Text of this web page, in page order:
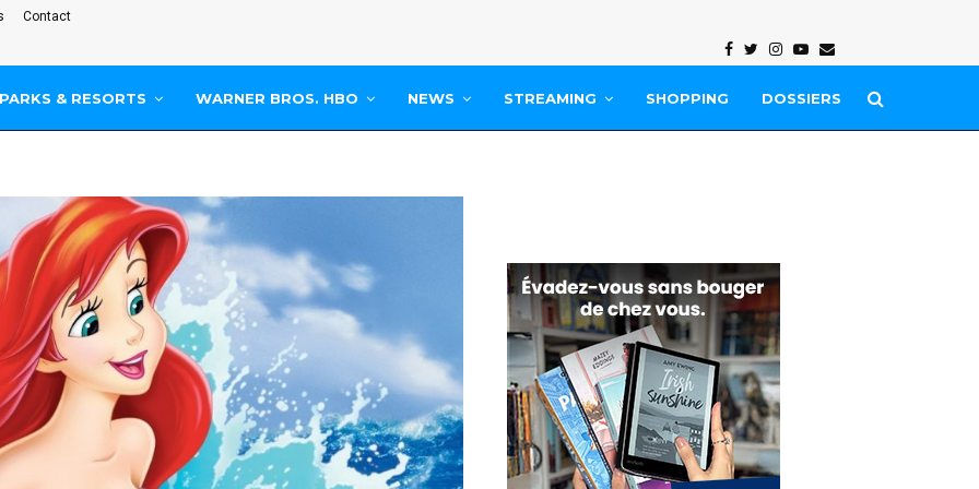
Contact
Facebook
Twitter
Instagram
Youtube
Email
PARKS & RESORTS WARNER BROS. HBO NEWS STREAMING SHOPPING DOSSIERS